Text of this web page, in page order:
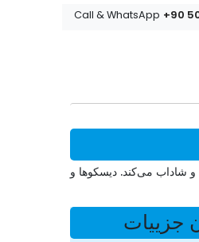
Call & WhatsApp +90
و شاداب می‌کند. دیسکوها و
جزییات